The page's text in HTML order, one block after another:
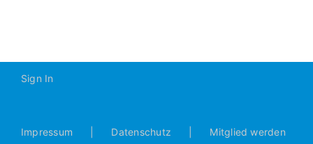
Sign In
Impressum Datenschutz Mitglied werden